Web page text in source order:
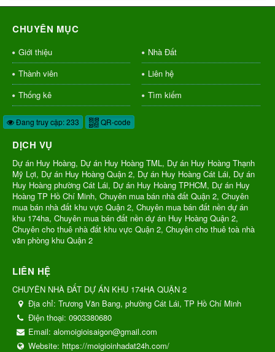
CHUYÊN MỤC
Giới thiệu
Nhà Đất
Thành viên
Liên hệ
Thống kê
Tìm kiếm
Đang truy cập: 233 QR-code
DỊCH VỤ
Dự án Huy Hoàng, Dự án Huy Hoàng TML, Dự án Huy Hoàng Thạnh
Mỹ Lợi, Dự án Huy Hoàng Quận 2, Dự án Huy Hoàng Cát Lái, Dự án
Huy Hoàng phường Cát Lái, Dự án Huy Hoàng TPHCM, Dự án Huy
Hoàng TP Hồ Chí Minh, Chuyên mua bán nhà đất Quận 2, Chuyên
mua bán nhà đất khu vực Quận 2, Chuyên mua bán đất nền dự án
khu 174ha, Chuyên mua bán đất nền dự án Huy Hoàng Quận 2,
Chuyên cho thuê nhà đất khu vực Quận 2, Chuyên cho thuê toà nhà
văn phòng khu Quận 2
LIÊN HỆ
CHUYÊN NHÀ ĐẤT DỰ ÁN KHU 174HA QUẬN 2
Địa chỉ: Trương Văn Bang, phường Cát Lái, TP Hồ Chí Minh
Điện thoại: 0903380680
Email: alomoigioisaigon@gmail.com
Website: https://moigioinhadat24h.com/